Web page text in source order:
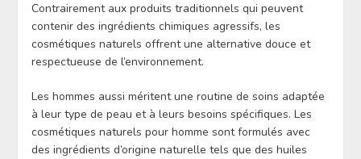
Contrairement aux produits traditionnels qui peuvent
contenir des ingrédients chimiques agressifs, les
cosmétiques naturels offrent une alternative douce et
respectueuse de l’environnement.
Les hommes aussi méritent une routine de soins adaptée
à leur type de peau et à leurs besoins spécifiques. Les
cosmétiques naturels pour homme sont formulés avec
des ingrédients d’origine naturelle tels que des huiles